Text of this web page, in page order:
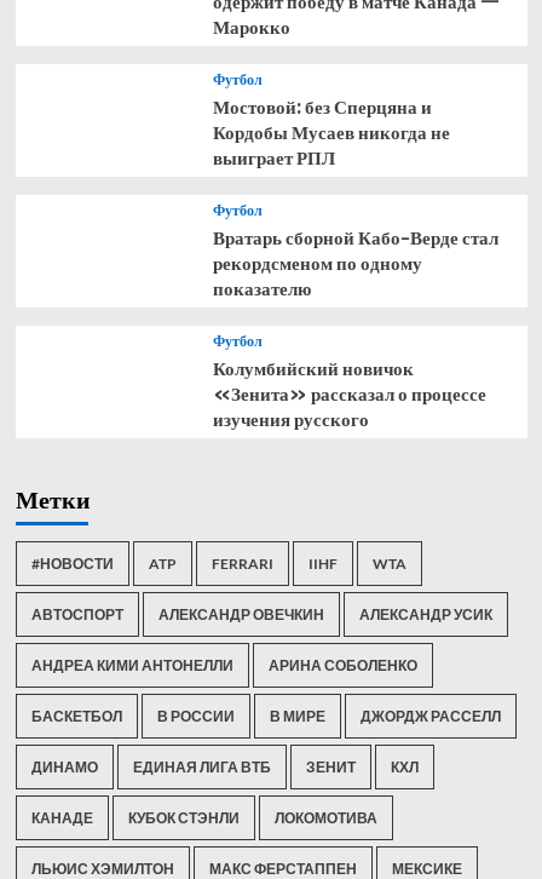
Марокко
Футбол
Мостовой: без Сперцяна и
Кордобы Мусаев никогда не
выиграет РПЛ
Футбол
Вратарь сборной Кабо-Верде стал
рекордсменом по одному
показателю
Футбол
Колумбийский новичок
«Зенита» рассказал о процессе
изучения русского
Метки
#НОВОСТИ ATP FERRARI IIHF WTA
АВТОСПОРТ АЛЕКСАНДР ОВЕЧКИН АЛЕКСАНДР УСИК
АНДРЕА КИМИ АНТОНЕЛЛИ АРИНА СОБОЛЕНКО
БАСКЕТБОЛ В РОССИИ В МИРЕ ДЖОРДЖ РАССЕЛЛ
ДИНАМО ЕДИНАЯ ЛИГА ВТБ ЗЕНИТ КХЛ
КАНАДЕ КУБОК СТЭНЛИ ЛОКОМОТИВА
ЛЬЮИС ХЭМИЛТОН МАКС ФЕРСТАППЕН МЕКСИКЕ